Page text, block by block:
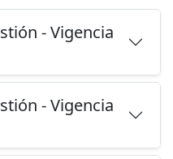
- Vigencia
- Vigencia